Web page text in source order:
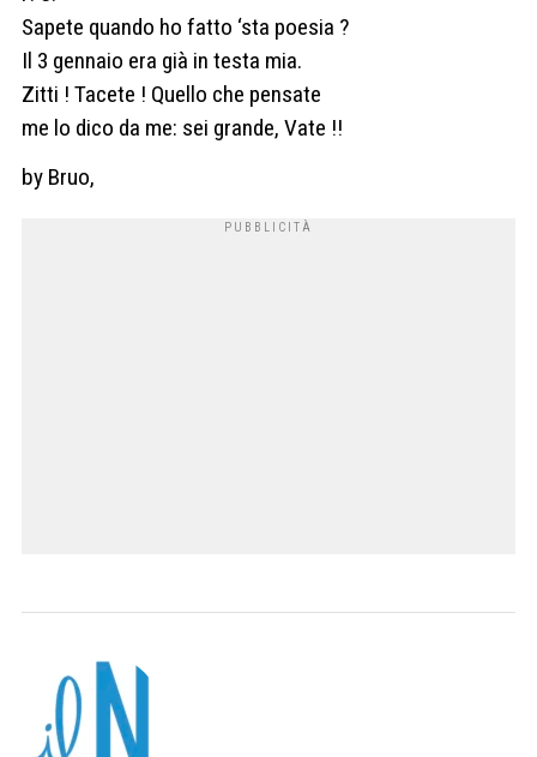
Sapete quando ho fatto ‘sta poesia ?
Il 3 gennaio era già in testa mia.
Zitti ! Tacete ! Quello che pensate
me lo dico da me: sei grande, Vate !!
by Bruo,